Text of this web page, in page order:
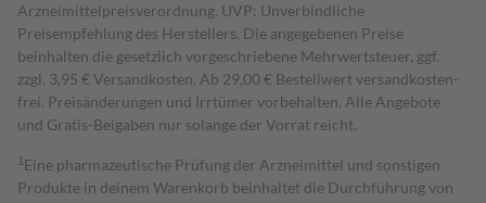
Arzneimittelpreisverordnung. UVP: Unverbindliche
Preisempfehlung des Herstellers. Die angegebenen Preise
beinhalten die gesetzlich vorgeschriebene Mehrwertsteuer, ggf.
zzgl. 3,95 € Versandkosten. Ab 29,00 € Bestell­wert versand­kosten­
frei. Preisänderungen und Irrtümer vorbehalten. Alle Angebote
und Gratis-Beigaben nur solange der Vorrat reicht.
1 Eine pharmazeutische Prüfung der Arzneimittel und sonstigen
Produkte in deinem Warenkorb beinhaltet die Durchführung von